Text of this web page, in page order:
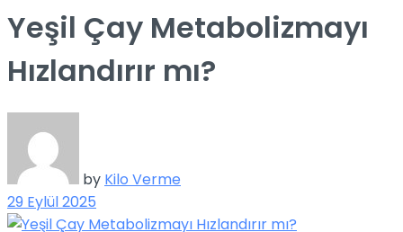
Yeşil Çay Metabolizmayı
Hızlandırır mı?
by Kilo Verme
29 Eylül 2025